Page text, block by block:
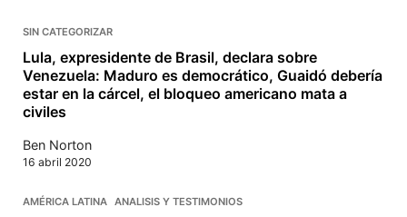
SIN CATEGORIZAR
Lula, expresidente de Brasil, declara sobre
Venezuela: Maduro es democrático, Guaidó debería
estar en la cárcel, el bloqueo americano mata a
civiles
Ben Norton
16 abril 2020
AMÉRICA LATINA ANALISIS Y TESTIMONIOS